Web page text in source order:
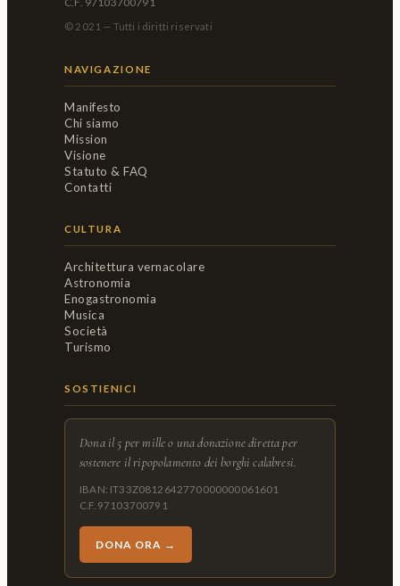
© 2021 — Tutti i diritti riservati
NAVIGAZIONE
Manifesto
Chi siamo
Mission
Visione
Statuto & FAQ
Contatti
CULTURA
Architettura vernacolare
Astronomia
Enogastronomia
Musica
Società
Turismo
SOSTIENICI
Dona il 5 per mille o una donazione diretta per
sostenere il ripopolamento dei borghi calabresi.
IBAN: IT33Z0812642770000000061601
C.F. 97103700791
DONA ORA →